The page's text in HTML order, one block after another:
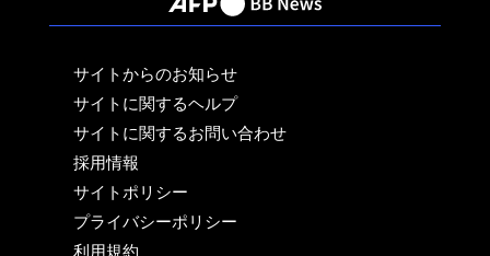
サイトからのお知らせ
サイトに関するヘルプ
サイトに関するお問い合わせ
採用情報
サイトポリシー
プライバシーポリシー
利用規約